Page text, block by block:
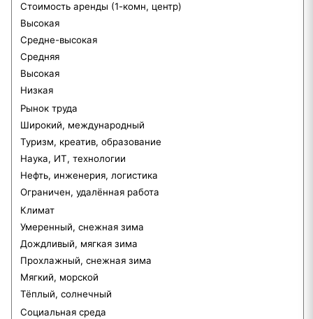
Стоимость аренды (1-комн, центр)
Высокая
Средне-высокая
Средняя
Высокая
Низкая
Рынок труда
Широкий, международный
Туризм, креатив, образование
Наука, ИТ, технологии
Нефть, инженерия, логистика
Ограничен, удалённая работа
Климат
Умеренный, снежная зима
Дождливый, мягкая зима
Прохлажный, снежная зима
Мягкий, морской
Тёплый, солнечный
Социальная среда